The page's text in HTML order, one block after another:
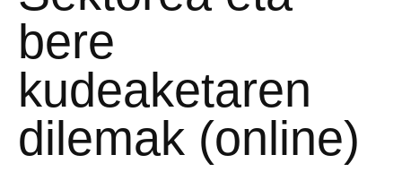
bere
kudeaketaren
dilemak (online)